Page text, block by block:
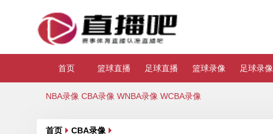
首页 篮球直播 足球直播 篮球录像 足球录像
NBA录像 CBA录像 WNBA录像 WCBA录像
首页 CBA录像